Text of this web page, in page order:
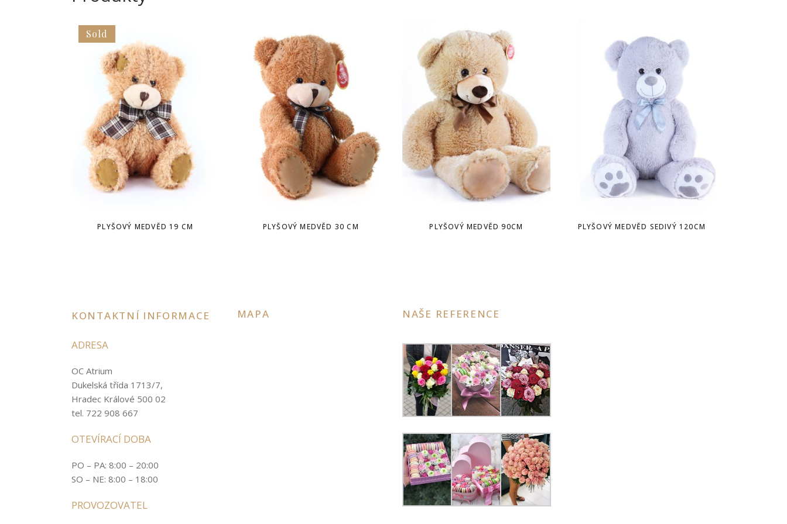
Sold
PLYŠOVÝ MEDVĚD 19 CM PLYŠOVÝ MEDVĚD 30 CM PLYŠOVÝ MEDVĚD 90CM PLYŠOVÝ MEDVĚD SEDIVÝ 120CM
KONTAKTNÍ INFORMACE
ADRESA
OC Atrium
Dukelská třída 1713/7,
Hradec Králové 500 02
tel. 722 908 667
OTEVÍRACÍ DOBA
PO – PA: 8:00 – 20:00
SO – NE: 8:00 – 18:00
PROVOZOVATEL
MAPA NAŠE REFERENCE